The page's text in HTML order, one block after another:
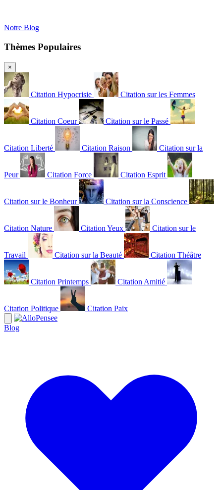
Notre Blog
Thèmes Populaires
×
Citation Hypocrisie Citation sur les Femmes
Citation Coeur Citation sur le Passé
Citation Liberté Citation Raison Citation sur la
Peur Citation Force Citation Esprit
Citation sur le Bonheur Citation sur la Conscience
Citation Nature Citation Yeux Citation sur le
Travail Citation sur la Beauté Citation Théâtre
Citation Printemps Citation Amitié
Citation Politique Citation Paix
Blog